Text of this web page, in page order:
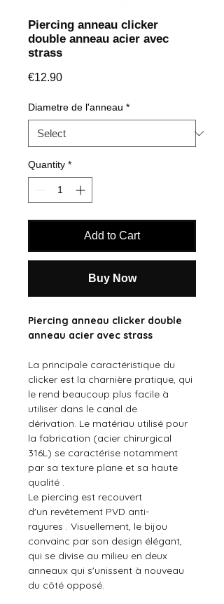
Piercing anneau clicker
double anneau acier avec
strass
€12.90Price
Diametre de l'anneau *
Quantity *
Add to Cart
Buy Now
Piercing anneau clicker double
anneau acier avec strass
La principale caractéristique du
clicker est la charnière pratique, qui
le rend beaucoup plus facile à
utiliser dans le canal de
dérivation. Le matériau utilisé pour
la fabrication (acier chirurgical
316L) se caractérise notamment
par sa texture plane et sa haute
qualité .
Le piercing est recouvert
d'un revêtement PVD anti-
rayures . Visuellement, le bijou
convainc par son design élégant,
qui se divise au milieu en deux
anneaux qui s'unissent à nouveau
du côté opposé.